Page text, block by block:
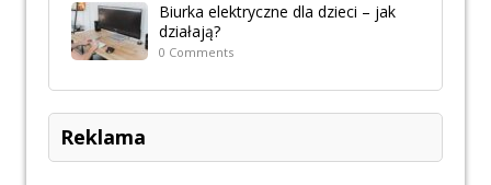
Biurka elektryczne dla dzieci – jak
działają?
0 Comments
Reklama